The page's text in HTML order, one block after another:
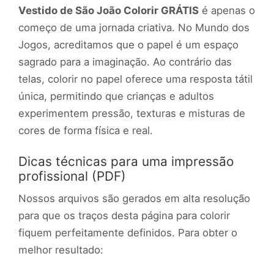
Vestido de São João Colorir GRÁTIS é apenas o
começo de uma jornada criativa. No Mundo dos
Jogos, acreditamos que o papel é um espaço
sagrado para a imaginação. Ao contrário das
telas, colorir no papel oferece uma resposta tátil
única, permitindo que crianças e adultos
experimentem pressão, texturas e misturas de
cores de forma física e real.
Dicas técnicas para uma impressão
profissional (PDF)
Nossos arquivos são gerados em alta resolução
para que os traços desta página para colorir
fiquem perfeitamente definidos. Para obter o
melhor resultado: